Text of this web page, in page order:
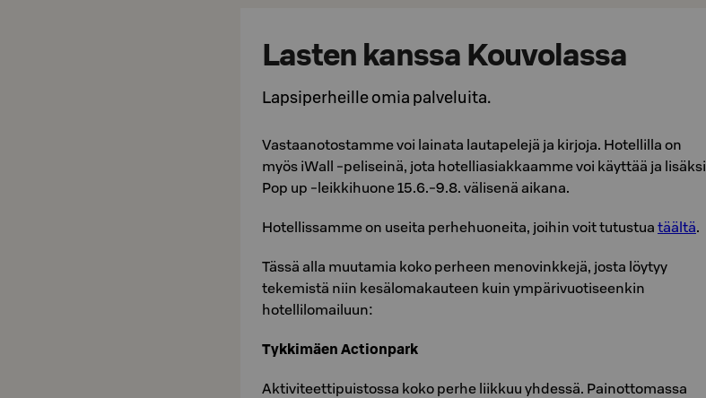
Lasten kanssa Kouvolassa
Lapsiperheille omia palveluita.
Vastaanotostamme voi lainata lautapelejä ja kirjoja. Hotellilla on
myös iWall -peliseinä, jota hotelliasiakkaamme voi käyttää ja lisäksi
Pop up -leikkihuone 15.6.-9.8. välisenä aikana.
Hotellissamme on useita perhehuoneita, joihin voit tutustua täältä.
Tässä alla muutamia koko perheen menovinkkejä, josta löytyy
tekemistä niin kesälomakauteen kuin ympärivuotiseenkin
hotellilomailuun:
Tykkimäen Actionpark
Aktiviteettipuistossa koko perhe liikkuu yhdessä. Painottomassa